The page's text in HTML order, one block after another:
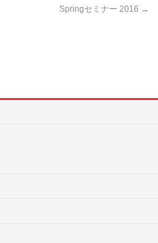
Springセミナー 2016 →